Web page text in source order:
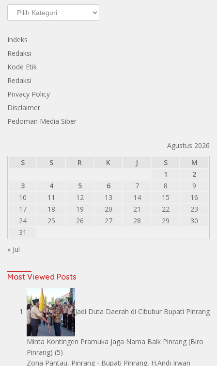
Kategori
Indeks
Redaksi
Kode Etik
Redaksi
Privacy Policy
Disclaimer
Pedoman Media Siber
Agustus 2026
S
S R K J S
M
1
2
3
4 5 6 7 8
9
10
11 12 13 14 15
16
17
18 19 20 21 22
23
24
25 26 27 28 29
30
31
« Jul
Most Viewed Posts
Jadi Duta Daerah di Cibubur Bupati Pinrang
Minta Kontingen Pramuka Jaga Nama Baik Pinrang (Biro
Pinrang) (5)
Zona Pantau, Pinrang - Bupati Pinrang, H.Andi Irwan